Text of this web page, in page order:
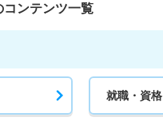
コンテンツ一覧
就職・資格